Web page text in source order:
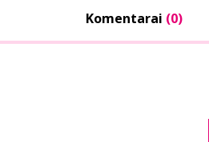
Komentarai (0)